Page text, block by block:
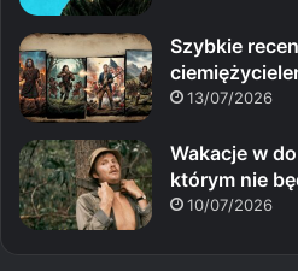
Szybkie
13/07/2026
Wakacje w
którym nie
10/07/2026